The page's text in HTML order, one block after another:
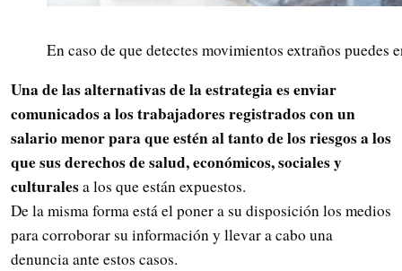
En caso de que detectes movimientos extraños puedes
Una de las alternativas de la estrategia es enviar
comunicados a los trabajadores registrados con un
salario menor para que estén al tanto de los riesgos a los
que sus derechos de salud, económicos, sociales y
culturalesa los que están expuestos.
De la misma forma está el poner a su disposición los medios
para corroborar su información y llevar a cabo una
denuncia ante estos casos.